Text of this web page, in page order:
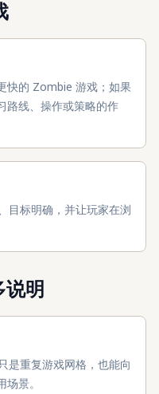
快的 Zombie 游戏；如果
路线、操作或策略的作
目标明确，并让玩家在浏
说明
是重复游戏网格，也能向
景。